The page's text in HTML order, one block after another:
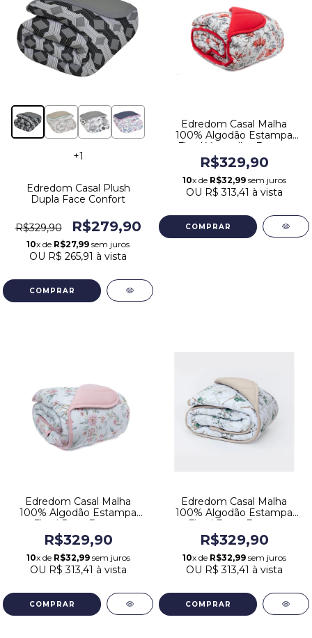
+1
Edredom Casal Plush
Dupla Face Confort
R$329,90 R$279,90
10x de R$27,99 sem juros
OU R$ 265,91 à vista
COMPRAR
Edredom Casal Malha
100% Algodão Estampa
Floral Vermelho Europa
R$329,90
10x de R$32,99sem juros
OU R$ 313,41 à vista
Edredom Casal Malha
100% Algodão Estampa
Floral Rosa Europa
R$329,90
10x de R$32,99sem juros
OU R$ 313,41 à vista
Edredom Casal Malha
100% Algodão Estampa
Floral Bege Europa
R$329,90
10x de R$32,99sem juros
OU R$ 313,41 à vista